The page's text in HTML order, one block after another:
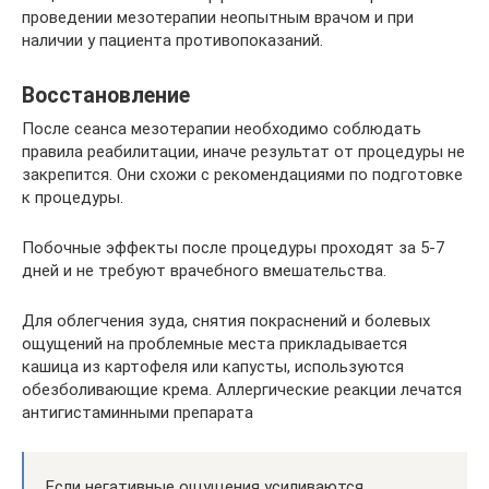
проведении мезотерапии неопытным врачом и при
наличии у пациента противопоказаний.
Восстановление
После сеанса мезотерапии необходимо соблюдать
правила реабилитации, иначе результат от процедуры не
закрепится. Они схожи с рекомендациями по подготовке
к процедуры.
Побочные эффекты после процедуры проходят за 5-7
дней и не требуют врачебного вмешательства.
Для облегчения зуда, снятия покраснений и болевых
ощущений на проблемные места прикладывается
кашица из картофеля или капусты, используются
обезболивающие крема. Аллергические реакции лечатся
антигистаминными препарата